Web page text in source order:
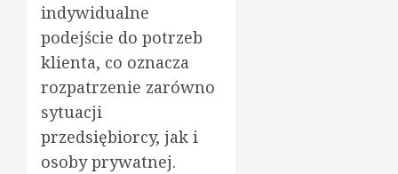
indywidualne
podejście do potrzeb
klienta, co oznacza
rozpatrzenie zarówno
sytuacji
przedsiębiorcy, jak i
osoby prywatnej.